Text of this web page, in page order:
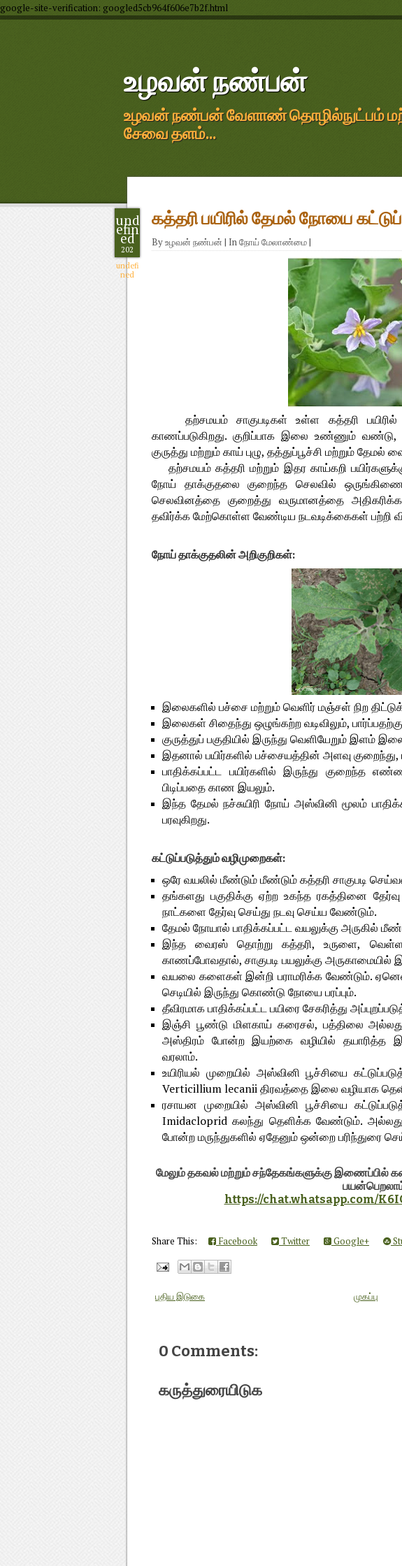
google-site-verification: googled5cb964f606e7b2f.html
உழவன் நண்பன்
உழவன் நண்பன் வேளாண் தொழில்நுட்பம்
சேவை தளம்...
கத்தரி பயிரில் தேமல் நோயை
Byஉழவன் நண்பன் | Inநோய் மேலாண்மை|
தற்சமயம் சாகுபடிகள் உள்ள கத்தரி
காணப்படுகிறது. குறிப்பாக இலை உண்ணும்
குருத்து மற்றும் காய் புழு, தத்துப்பூச்சி மற்றும்
தற்சமயம் கத்தரி மற்றும் இதர காய்கறி
நோய் தாக்குதலை குறைந்த செலவில்
செலவினத்தை குறைத்து வருமானத்தை
தவிர்க்க மேற்கொள்ள வேண்டிய நடவடிக்கைகள் பற்றி
நோய் தாக்குதலின் அறிகுறிகள்:
இலைகளில் பச்சை மற்றும் வெளிர் மஞ்சள் நிற
இலைகள் சிதைந்து ஒழுங்கற்ற வடிவிலும்,
குருத்துப் பகுதியில் இருந்து வெளியேறும் இளம்
இதனால் பயிர்களில் பச்சையத்தின் அளவு குறைந்து,
பாதிக்கப்பட்ட பயிர்களில் இருந்து குறைந்த
பிடிப்பதை காண இயலும்.
இந்த தேமல் நச்சுயிரி நோய் அஸ்வினி மூலம்
பரவுகிறது.
கட்டுப்படுத்தும் வழிமுறைகள்:
ஒரே வயலில் மீண்டும் மீண்டும் கத்தரி சாகுபடி
தங்களது பகுதிக்கு ஏற்ற உகந்த ரகத்தினை
நாட்களை தேர்வு செய்து நடவு செய்ய வேண்டும்.
தேமல் நோயால் பாதிக்கப்பட்ட வயலுக்கு அருகில்
இந்த வைரஸ் தொற்று கத்தரி, உருளை,
காணப்போவதால், சாகுபடி பயலுக்கு
வயலை களைகள் இன்றி பராமரிக்க வேண்டும்.
செடியில் இருந்து கொண்டு நோயை பரப்பும்.
தீவிரமாக பாதிக்கப்பட்ட பயிரை சேகரித்து
இஞ்சி பூண்டு மிளகாய் கரைசல், பத்திலை
அஸ்திரம் போன்ற இயற்கை வழியில் தயாரித்த
வரலாம்.
உயிரியல் முறையில் அஸ்வினி பூச்சியை
Verticillium lecanii திரவத்தை இலை வழியாக
ரசாயன முறையில் அஸ்வினி பூச்சியை
Imidacloprid கலந்து தெளிக்க வேண்டும்.
போன்ற மருந்துகளில் ஏதேனும் ஒன்றை பரிந்துரை
மேலும் தகவல் மற்றும் சந்தேகங்களுக்கு
https://chat.whatsapp.com/
und
efin
ed
202
undefi
ned
Share This: Facebook Twitter Google+
புதிய இடுகை முகப்பு
0 Comments:
கருத்துரையிடுக